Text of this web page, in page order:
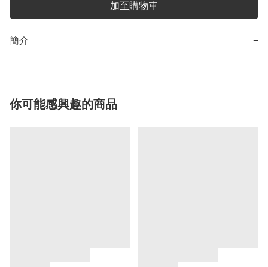
加至購物車
簡介 −
你可能感興趣的商品